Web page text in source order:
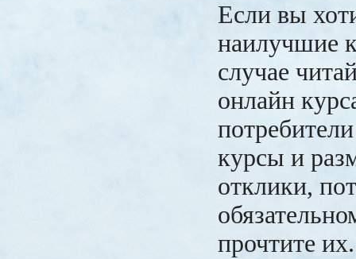
Если вы
наилучшие
случае
онлайн
курсы и
отклики,
прочтите